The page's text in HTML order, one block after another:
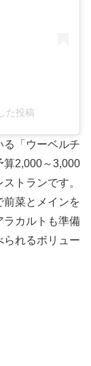
た投稿
る「ウーベルチ
算2,000～3,000
トランです。
前菜とメインを
ラカルトも準備
られるボリュー